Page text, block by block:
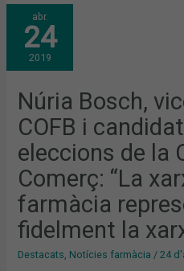
abr.
24
2019
Núria Bosch,
COFB i
eleccions de la
Comerç: “La
farmàcia
fidelment la
Destacats Notícies farmàcia /24
NÚRIA
BOSCH,
VICEPRESIDENTA
DEL
COFB
I
CANDIDATA
LES
ELECCIONS
DE
LA
CAMBRA
DE
COMERÇ:
“LA
XARXA
D’OFICINES
FARMÀCIA
MOLT
FIDELMENT
LA
XARXA